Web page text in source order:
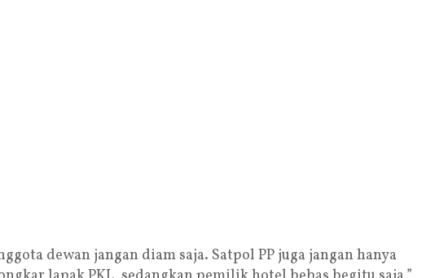
dewan jangan diam saja. Satpol PP juga jangan hanya